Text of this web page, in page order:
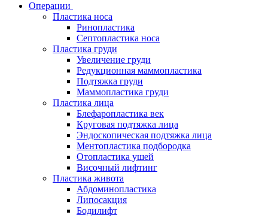
Операции
Пластика носа
Ринопластика
Септопластика носа
Пластика груди
Увеличение груди
Редукционная маммопластика
Подтяжка груди
Маммопластика груди
Пластика лица
Блефаропластика век
Круговая подтяжка лица
Эндоскопическая подтяжка лица
Ментопластика подбородка
Отопластика ушей
Височный лифтинг
Пластика живота
Абдоминопластика
Липосакция
Бодилифт